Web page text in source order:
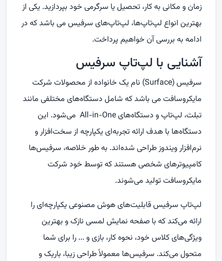
زمان و مکانی به کار، تحصیل یا سرگرمی خود بپردازید. یکی از
بهترین انواع لپ‌تاپ‌ها، لپ‌تاپ‌های سرفیس می باشد که در
ادامه به بررسی آن خواهیم پرداخت.
آشنایی با لپ‌تاپ سرفیس
سرفیس (Surface) نام یک خانواده از محصولات شرکت
مایکروسافت می باشد که شامل دستگاه‌های مختلفی مانند
تبلت، لپ‌تاپ و دستگاه‌هایAll-in-One می‌شود. این
دستگاه‌ها با هدف ارائه تجربه‌ای یکپارچه از سخت‌افزار و
نرم‌افزار ویندوز طراحی شده‌اند. به طور خلاصه، سرفیس‌ها
کامپیوترهای شخصی هستند که توسط خود شرکت
مایکروسافت تولید می‌شوند.
لپ‌تاپ سرفیس قابلیت‌های هوش مصنوعی یکپارچه‌ای را
ارائه می‌کند که با صفحه نمایش لمسی نازک و بهترین
ویژگی‌های کلاس خود، نحوه کار، بازی و ... را برای شما
متحول می‌کند. سرفیس‌ها معمولاً طراحی زیبا، باریک و